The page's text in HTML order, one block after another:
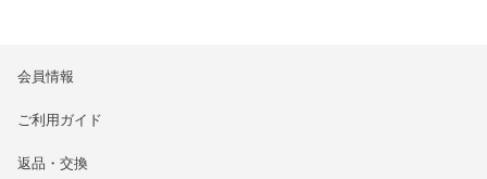
会員情報
ご利用ガイド
返品・交換